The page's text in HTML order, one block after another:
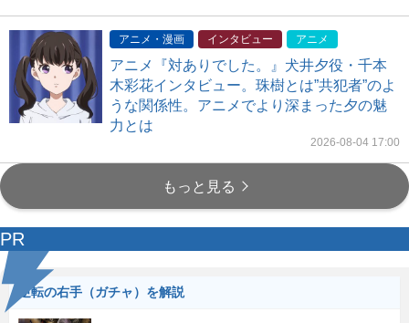
アニメ・漫画 インタビュー アニメ
アニメ『対ありでした。』犬井夕役・千本
木彩花インタビュー。珠樹とは”共犯者”のよ
うな関係性。アニメでより深まった夕の魅
力とは
2026-08-04 17:00
もっと見る
PR
逆転の右手（ガチャ）を解説